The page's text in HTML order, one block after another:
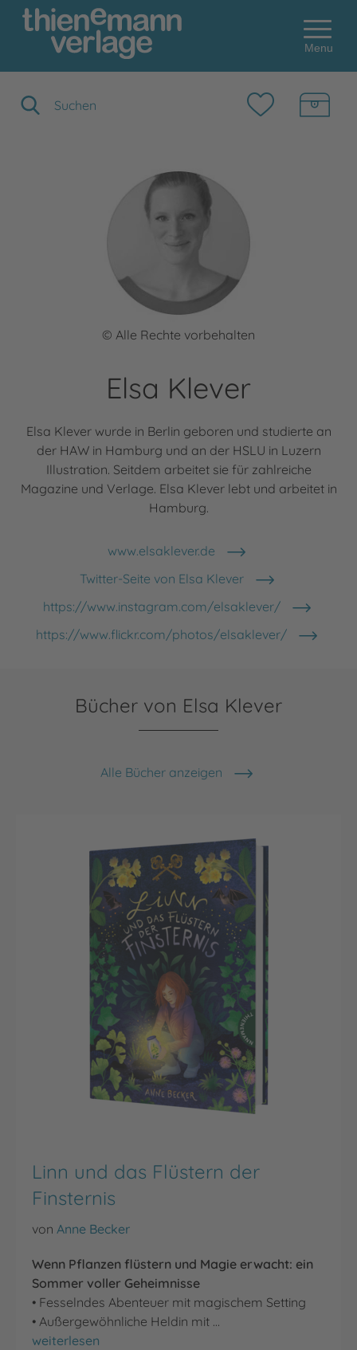
Menu
© Alle Rechte vorbehalten
Elsa Klever
Elsa Klever wurde in Berlin geboren und studierte an
der HAW in Hamburg und an der HSLU in Luzern
Illustration. Seitdem arbeitet sie für zahlreiche
Magazine und Verlage. Elsa Klever lebt und arbeitet in
Hamburg.
www.elsaklever.de
Twitter-Seite von Elsa Klever
https://www.instagram.com/elsaklever/
https://www.flickr.com/photos/elsaklever/
Bücher von Elsa Klever
Alle Bücher anzeigen
Linn und das Flüstern der
Finsternis
von Anne Becker
Wenn Pflanzen flüstern und Magie erwacht: ein
Sommer voller Geheimnisse
• Fesselndes Abenteuer mit magischem Setting
• Außergewöhnliche Heldin mit …
Linn und das Flüstern der Finsternis
weiterlesen